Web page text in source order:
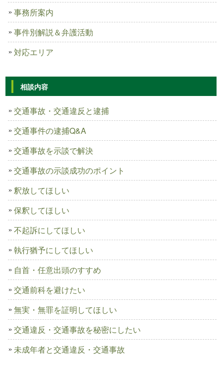
事務所案内
事件別解説＆弁護活動
対応エリア
相談内容
交通事故・交通違反と逮捕
交通事件の逮捕Q&A
交通事故を示談で解決
交通事故の示談成功のポイント
釈放してほしい
保釈してほしい
不起訴にしてほしい
執行猶予にしてほしい
自首・任意出頭のすすめ
交通前科を避けたい
無実・無罪を証明してほしい
交通違反・交通事故を秘密にしたい
未成年者と交通違反・交通事故